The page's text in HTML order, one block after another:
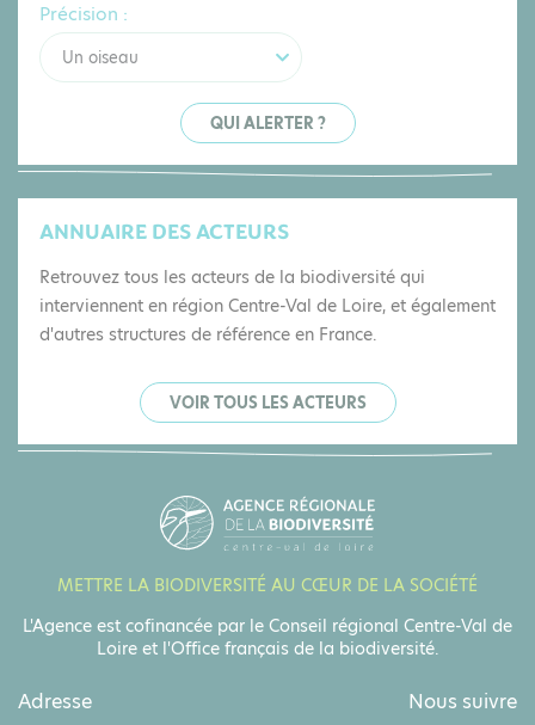
Précision :
Un oiseau
QUI ALERTER ?
ANNUAIRE DES ACTEURS
Retrouvez tous les acteurs de la biodiversité qui
interviennent en région Centre-Val de Loire, et également
d'autres structures de référence en France.
VOIR TOUS LES ACTEURS
Adresse Nous suivre
METTRE LA BIODIVERSITÉ AU CŒUR DE LA SOCIÉTÉ
L'Agence est cofinancée par le Conseil régional Centre-Val de
Loire et l'Office français de la biodiversité.